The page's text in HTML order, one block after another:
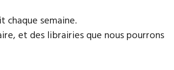
semaine.
et des librairies que nous pourrons